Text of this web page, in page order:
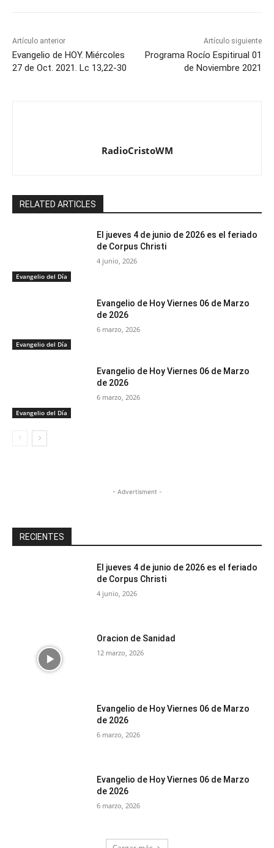
Artículo anterior
Evangelio de HOY. Miércoles
27 de Oct. 2021. Lc 13,22-30
Artículo siguiente
Programa Rocío Espitirual 01
de Noviembre 2021
RadioCristoWM
RELATED ARTICLES
Evangelio del Día
El jueves 4 de junio de 2026 es el feriado
de Corpus Christi
4 junio, 2026
Evangelio del Día
Evangelio de Hoy Viernes 06 de Marzo
de 2026
6 marzo, 2026
Evangelio del Día
Evangelio de Hoy Viernes 06 de Marzo
de 2026
6 marzo, 2026
- Advertisment -
RECIENTES
El jueves 4 de junio de 2026 es el feriado
de Corpus Christi
4 junio, 2026
Oracion de Sanidad
12 marzo, 2026
Evangelio de Hoy Viernes 06 de Marzo
de 2026
6 marzo, 2026
Evangelio de Hoy Viernes 06 de Marzo
de 2026
6 marzo, 2026